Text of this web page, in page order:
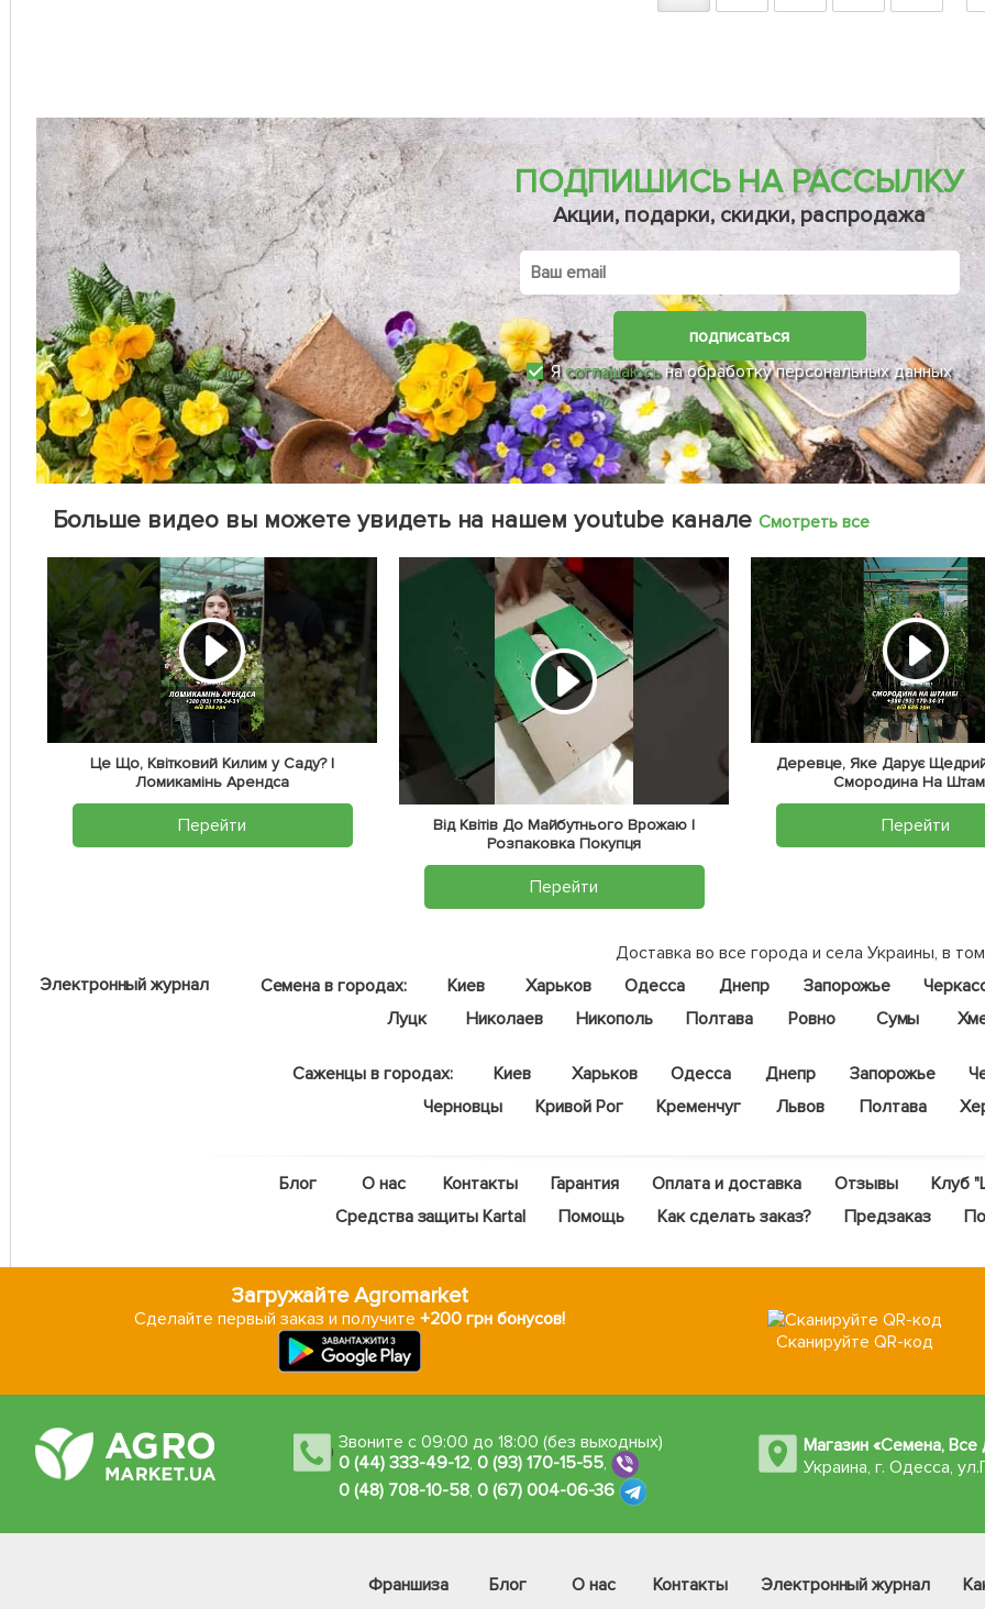
ПОДПИШИСЬ НА РАССЫЛКУ
Акции, подарки, скидки, распродажа
подписаться
Ясоглашаюсьна обработку персональных данных
Больше видео вы можете увидеть на нашем youtube каналеСмотреть все
Це Що, Квітковий Килим у Саду? |
Ломикамінь Арендса
Перейти
Від Квітів До Майбутнього Врожаю |
Розпаковка Покупця
Перейти
Деревце, Яке Дарує
Смородина На
Перейти
Электронный журнал
Доставка во все города и села Украины, в
Семена в городах:
Киев Харьков Одесса Днепр Запорожье
Луцк
Николаев Никополь Полтава Ровно Сумы
Саженцы в городах: Киев Харьков Одесса Днепр Запорожье
Черновцы
Кривой Рог Кременчуг Львов Полтава
Блог О нас Контакты Гарантия Оплата и доставка Отзывы
Клуб
Средства защиты Kartal
Помощь Как сделать заказ? Предзаказ
Загружайте Agromarket
Сделайте первый заказ и получите +200 грн бонусов!
Сканируйте QR-код
Звоните с 09:00 до 18:00 (без выходных)
0 (44) 333-49-12, 0 (93) 170-15-55,
0 (48) 708-10-58, 0 (67) 004-06-36
Магазин «Семена, Все
Украина, г. Одесса,
Франшиза Блог О нас Контакты Электронный журнал